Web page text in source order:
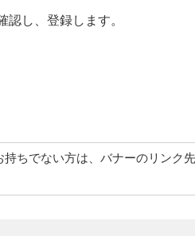
し、登録します。
ちでない方は、バナーのリンク